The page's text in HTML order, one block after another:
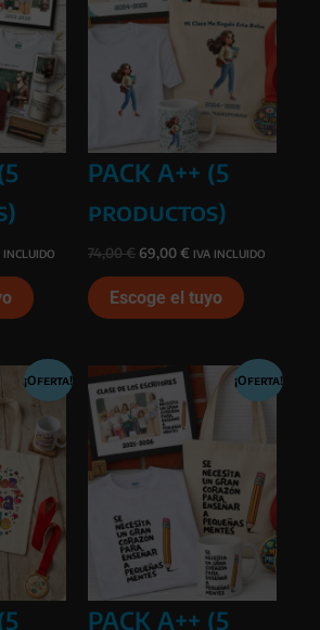
€.
INCLUIDO
producto
variantes.
Las
opciones
se
pueden
elegir
en
la
página
de
PACK A++ (5
productos)
74,00€ El
era:
74,00 €.
69,00€ El
actual
es:
69,00 €.
IVA INCLUIDO
Escoge el tuyo
producto
Las
pueden
elegir
en
la
página
de
¡Oferta! ¡Oferta!
PACK A++ (5